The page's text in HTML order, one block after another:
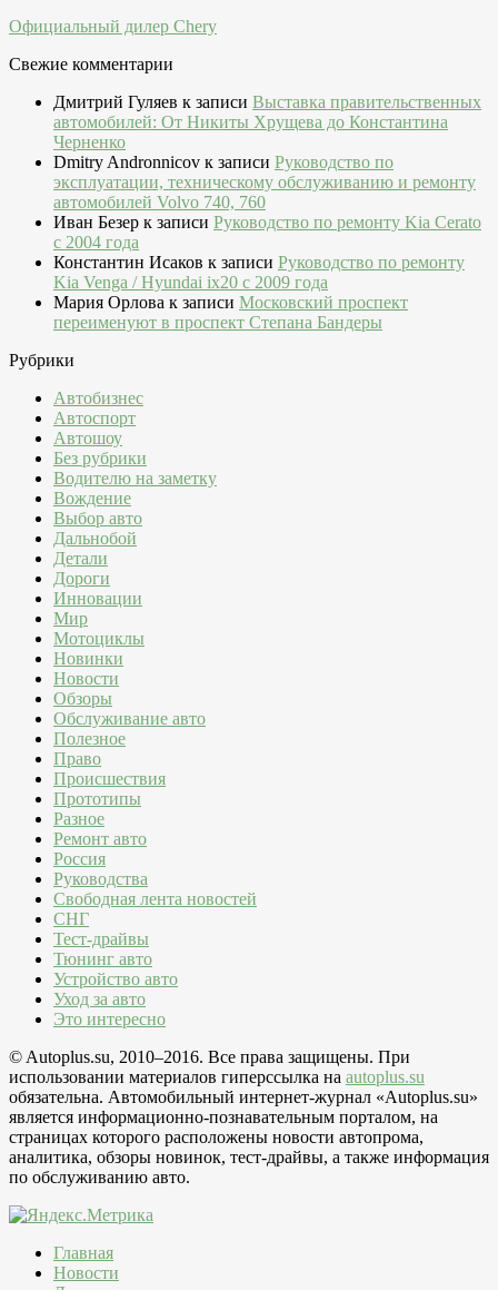
Официальный дилер Chery
Свежие комментарии
Дмитрий Гуляев к записи Выставка правительственных
автомобилей: От Никиты Хрущева до Константина
Черненко
Dmitry Andronnicov к записи Руководство по
эксплуатации, техническому обслуживанию и ремонту
автомобилей Volvo 740, 760
Иван Безер к записи Руководство по ремонту Kia Cerato
c 2004 года
Константин Исаков к записи Руководство по ремонту
Kia Venga / Hyundai ix20 c 2009 года
Мария Орлова к записи Московский проспект
переименуют в проспект Степана Бандеры
Рубрики
Автобизнес
Автоспорт
Автошоу
Без рубрики
Водителю на заметку
Вождение
Выбор авто
Дальнобой
Детали
Дороги
Инновации
Мир
Мотоциклы
Новинки
Новости
Обзоры
Обслуживание авто
Полезное
Право
Происшествия
Прототипы
Разное
Ремонт авто
Россия
Руководства
Свободная лента новостей
СНГ
Тест-драйвы
Тюнинг авто
Устройство авто
Уход за авто
Это интересно
© Autoplus.su, 2010–2016. Все права защищены. При
использовании материалов гиперссылка на autoplus.su
обязательна. Автомобильный интернет-журнал «Autoplus.su»
является информационно-познавательным порталом, на
страницах которого расположены новости автопрома,
аналитика, обзоры новинок, тест-драйвы, а также информация
по обслуживанию авто.
Главная
Новости